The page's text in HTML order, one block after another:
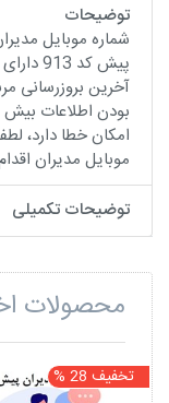
توضیحات
امکان خطا دارد،
موبایل مدیران
توضیحات تکمیلی
محصولات
تخفیف 28 %